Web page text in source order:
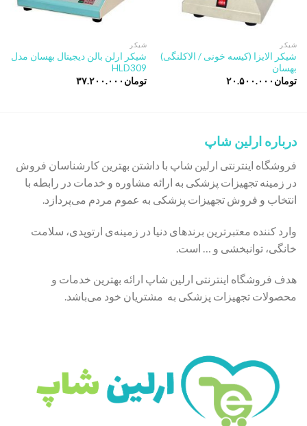
شیکر
شیکر الایزا (کیسه خونی / الاکلنگی)
بهسان
تومان ۲۰.۵۰۰.۰۰۰
شیکر
شیکر ارلن بالن دیجیتال بهسان مدل
HLD309
تومان ۳۷.۲۰۰.۰۰۰
درباره ارلین شاپ
فروشگاه اینترنتی ارلین شاپ با داشتن بهترین کارشناسان فروش
در زمینه تجهیزات پزشکی به ارائه مشاوره و خدمات در رابطه با
انتخاب و فروش تجهیزات پزشکی به عموم مردم می‌پردازد.
وارد کننده معتبرترین برندهای دنیا در زمینه‌ی ارتوپدی، سلامت
خانگی، توانبخشی و … است.
هدف فروشگاه اینترنتی ارلین شاپ ارائه بهترین خدمات و
محصولات تجهیزات پزشکی به مشتریان خود می‌باشد.